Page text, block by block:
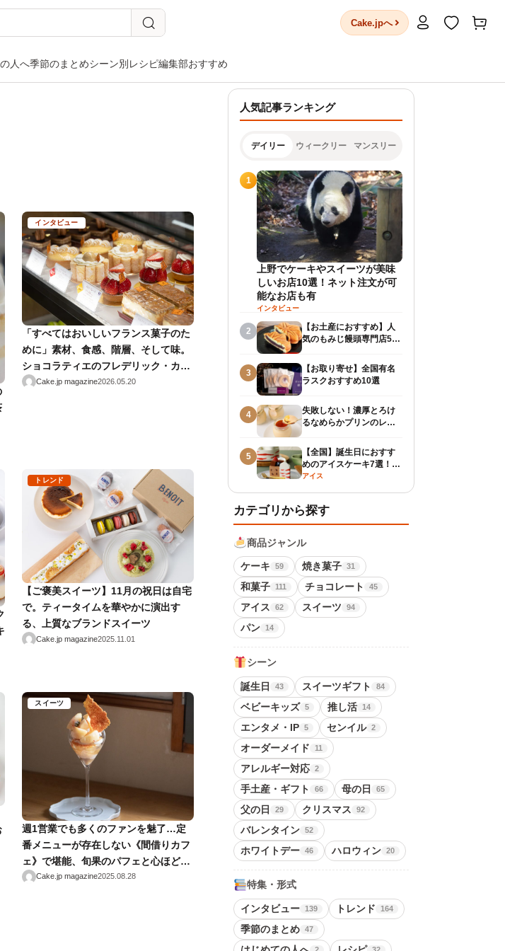
Cake.jpへ
人へ季節のまとめシーン別 レシピ編集部おすすめ
インタビュー
「すべてはおいしいフランス菓子のた
めに」素材、食感、階層、そして味。
ショコラティエのフレデリック・カッ
セルが追い求める“しあわせのお菓子
Cake.jp magazine2026.05.20
トレンド
【ご褒美スイーツ】11月の祝日は自宅
で。ティータイムを華やかに演出す
る、上質なブランドスイーツ
Cake.jp magazine2025.11.01
スイーツ
週1営業でも多くのファンを魅了…定
番メニューが存在しない《間借りカフ
ェ》で堪能、旬果のパフェと心ほどけ
るひととき【清澄白河】
Cake.jp magazine2025.08.28
人気記事ランキング
デイリー ウィークリー マンスリー
1
上野でケーキやスイーツが美味
しいお店10選！ネット注文が可
能なお店も有
インタビュー
2
【お土産におすすめ】人
気のもみじ饅頭専門店5
3
【お取り寄せ】全国有名
ラスクおすすめ10選
4
失敗しない！濃厚とろけ
るなめらかプリンのレシ
5
【全国】誕生日におすす
めのアイスケーキ7選！お
取り寄せできる商品も紹
アイス
カテゴリから探す
商品ジャンル
ケーキ 59 焼き菓子 31
和菓子 111 チョコレート 45
アイス 62 スイーツ 94
パン 14
シーン
誕生日 43 スイーツギフト 84
ベビーキッズ 5 推し活 14
エンタメ・IP 5 センイル 2
オーダーメイド 11
アレルギー対応 2
手土産・ギフト 66 母の日 65
父の日 29 クリスマス 92
バレンタイン 52
ホワイトデー 46 ハロウィン 20
特集・形式
インタビュー 139 トレンド 164
季節のまとめ 47